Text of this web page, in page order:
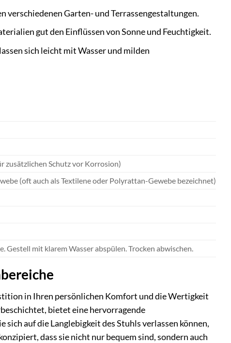
verschiedenen Garten- und Terrassengestaltungen.
gut den Einflüssen von Sonne und Feuchtigkeit.
sich leicht mit Wasser und milden
Schutz vor Korrosion)
(oft auch als Textilene oder Polyrattan-Gewebe bezeichnet)
Gestell mit klarem Wasser abspülen. Trocken abwischen.
in Ihren persönlichen Komfort und die Wertigkeit
bietet eine hervorragende
auf die Langlebigkeit des Stuhls verlassen können,
dass sie nicht nur bequem sind, sondern auch